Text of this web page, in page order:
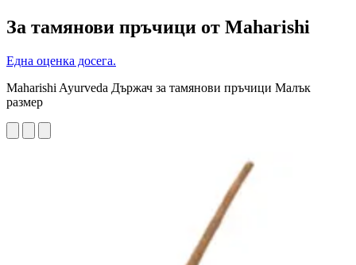
За тамянови пръчици от Maharishi
Една оценка досега.
Maharishi Ayurveda Държач за тамянови пръчици Малък
размер